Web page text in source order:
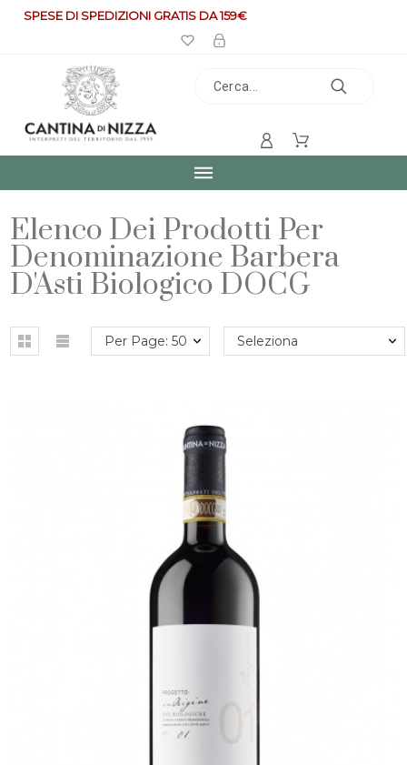
SPESE DI SPEDIZIONI GRATIS DA 159€
Elenco Dei Prodotti Per
Denominazione Barbera
D'Asti Biologico DOCG
Per Page: 50 Seleziona